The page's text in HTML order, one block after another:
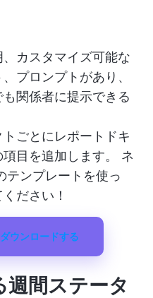
カスタマイズ可能な
プロンプトがあり、
関係者に提示できる
ごとにレポートドキ
目を追加します。 ネ
テンプレートを使っ
ださい！
ウンロードする
間ステータ